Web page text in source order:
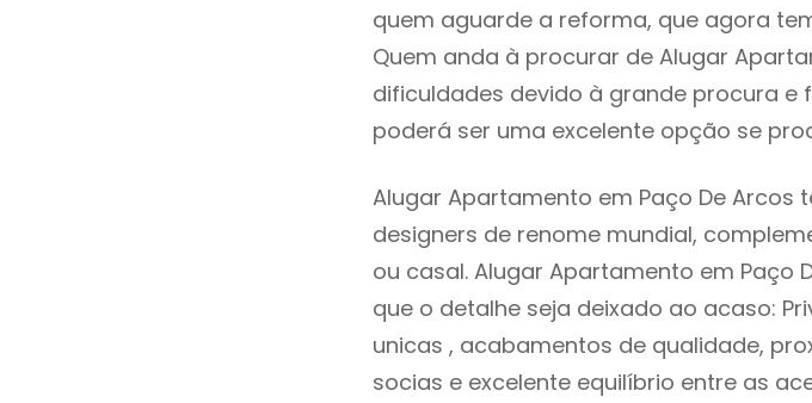
quem aguarde a reforma, que agora
Quem anda à procurar de Alugar
dificuldades devido à grande procura
poderá ser uma excelente opção se
Alugar Apartamento em Paço De
designers de renome mundial,
ou casal. Alugar Apartamento em Paço
que o detalhe seja deixado ao acaso:
unicas , acabamentos de qualidade,
socias e excelente equilíbrio entre as